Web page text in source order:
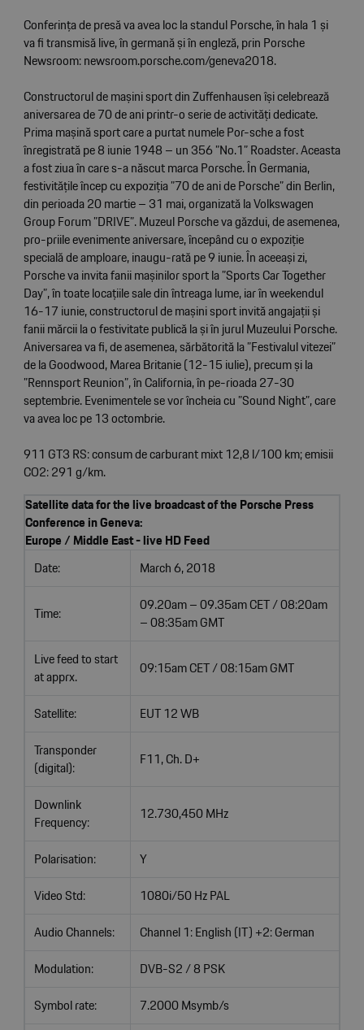
Conferința de presă va avea loc la standul Porsche, în hala 1 și
va fi transmisă live, în germană și în engleză, prin Porsche
Newsroom: newsroom.porsche.com/geneva2018.
Constructorul de mașini sport din Zuffenhausen își celebrează
aniversarea de 70 de ani printr-o serie de activități dedicate.
Prima mașină sport care a purtat numele Por-sche a fost
înregistrată pe 8 iunie 1948 – un 356 ”No.1” Roadster. Aceasta
a fost ziua în care s-a născut marca Porsche. În Germania,
festivitățile încep cu expoziția ”70 de ani de Porsche” din Berlin,
din perioada 20 martie – 31 mai, organizată la Volkswagen
Group Forum ”DRIVE”. Muzeul Porsche va găzdui, de asemenea,
pro-priile evenimente aniversare, începând cu o expoziție
specială de amploare, inaugu-rată pe 9 iunie. În aceeași zi,
Porsche va invita fanii mașinilor sport la ”Sports Car Together
Day”, în toate locațiile sale din întreaga lume, iar în weekendul
16-17 iunie, constructorul de mașini sport invită angajații și
fanii mărcii la o festivitate publică la și în jurul Muzeului Porsche.
Aniversarea va fi, de asemenea, sărbătorită la ”Festivalul vitezei”
de la Goodwood, Marea Britanie (12-15 iulie), precum și la
”Rennsport Reunion”, în California, în pe-rioada 27-30
septembrie. Evenimentele se vor încheia cu ”Sound Night”, care
va avea loc pe 13 octombrie.
911 GT3 RS: consum de carburant mixt 12,8 l/100 km; emisii
CO2: 291 g/km.
Satellite data for the live broadcast of the Porsche Press
Conference in Geneva:
Europe / Middle East - live HD Feed
Date:
March 6, 2018
Time:
09.20am – 09.35am CET / 08:20am
– 08:35am GMT
Live feed to start
at apprx.
09:15am CET / 08:15am GMT
Satellite:
EUT 12 WB
Transponder
(digital):
F11, Ch. D+
Downlink
Frequency:
12.730,450 MHz
Polarisation:
Y
Video Std:
1080i/50 Hz PAL
Audio Channels:
Channel 1: English (IT) +2: German
Modulation:
DVB-S2 / 8 PSK
Symbol rate:
7.2000 Msymb/s